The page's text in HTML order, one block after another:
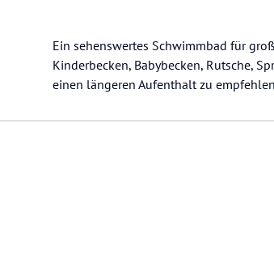
Ein sehenswertes Schwimmbad für
Kinderbecken, Babybecken, Rutsche,
einen längeren Aufenthalt zu